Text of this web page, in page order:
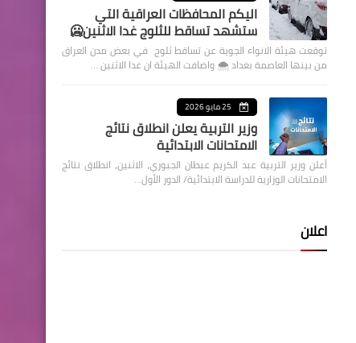
اليكم المحافظات العراقية التي
ستشهد تساقط للثلوج غدا الاثنين🥶
توقعت هيئة الانواء الجوية عن تساقط ثلوج في بعض مدن العراق
من بينها العاصمة بغداد ⁦🌨️⁩ واضافت الهيئة ان غدا الاثنين …
25 مايو 2026
وزير التربية يعلن انطلاق نتائج
الامتحانات الابتدائية
أعلن وزير التربية عبد الكريم عبطان الجبوري، الاثنين، انطلاق نتائج
الامتحانات الوزارية للدراسة الابتدائية/ الدور الأول…
اعلان